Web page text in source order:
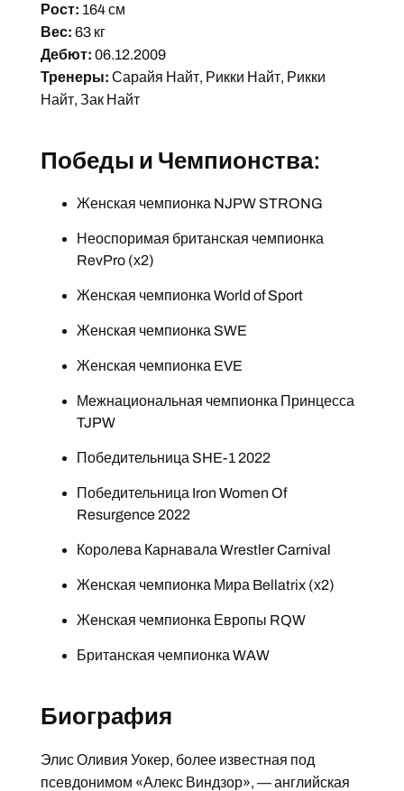
Рост: 164 см
Вес: 63 кг
Дебют: 06.12.2009
Тренеры: Сарайя Найт, Рикки Найт, Рикки
Найт, Зак Найт
Победы и Чемпионства:
Женская чемпионка NJPW STRONG
Неоспоримая британская чемпионка
RevPro (х2)
Женская чемпионка World of Sport
Женская чемпионка SWE
Женская чемпионка EVE
Межнациональная чемпионка Принцесса
TJPW
Победительница SHE-1 2022
Победительница Iron Women Of
Resurgence 2022
Королева Карнавала Wrestler Carnival
Женская чемпионка Мира Bellatrix (х2)
Женская чемпионка Европы RQW
Британская чемпионка WAW
Биография
Элис Оливия Уокер, более известная под
псевдонимом «Алекс Виндзор», — английская